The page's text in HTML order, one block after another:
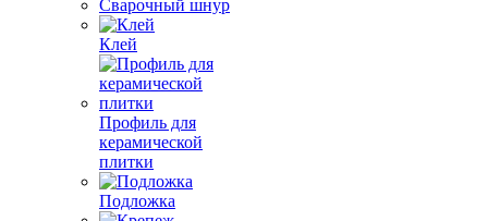
Сварочный шнур
Клей
Профиль для
керамической
плитки
Подложка